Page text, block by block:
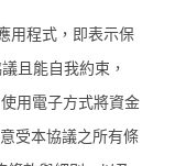
用程式，即表示保
且能自我約束，
用電子方式將資金
受本協議之所有條